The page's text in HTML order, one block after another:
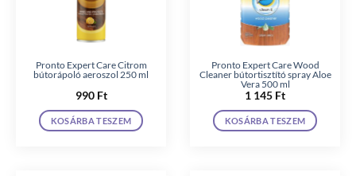
Pronto Expert Care Citrom
bútorápoló aeroszol 250 ml
990 Ft
KOSÁRBA TESZEM
Pronto Expert Care Wood
Cleaner bútortisztító spray Aloe
Vera 500 ml
1 145 Ft
KOSÁRBA TESZEM